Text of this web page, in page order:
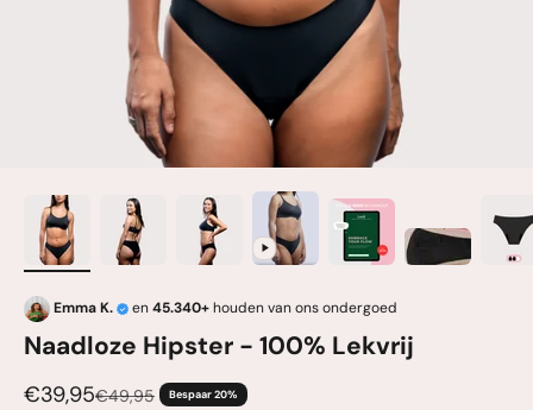
Emma K. en45.340+houden van ons ondergoed
Naadloze Hipster - 100% Lekvrij
Aanbiedingsprijs
€39,95Normale prijs
€49,95 Bespaar 20%